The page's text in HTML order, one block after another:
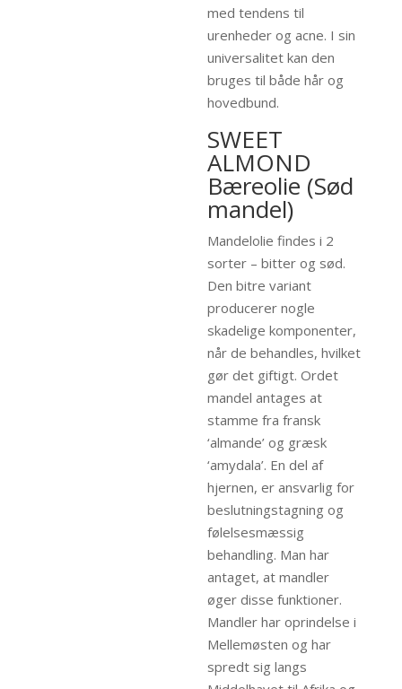
med tendens til
urenheder og acne. I sin
universalitet kan den
bruges til både hår og
hovedbund.
SWEET
ALMOND
Bæreolie (Sød
mandel)
Mandelolie findes i 2
sorter – bitter og sød.
Den bitre variant
producerer nogle
skadelige komponenter,
når de behandles, hvilket
gør det giftigt. Ordet
mandel antages at
stamme fra fransk
‘almande’ og græsk
‘amydala’. En del af
hjernen, er ansvarlig for
beslutningstagning og
følelsesmæssig
behandling. Man har
antaget, at mandler
øger disse funktioner.
Mandler har oprindelse i
Mellemøsten og har
spredt sig langs